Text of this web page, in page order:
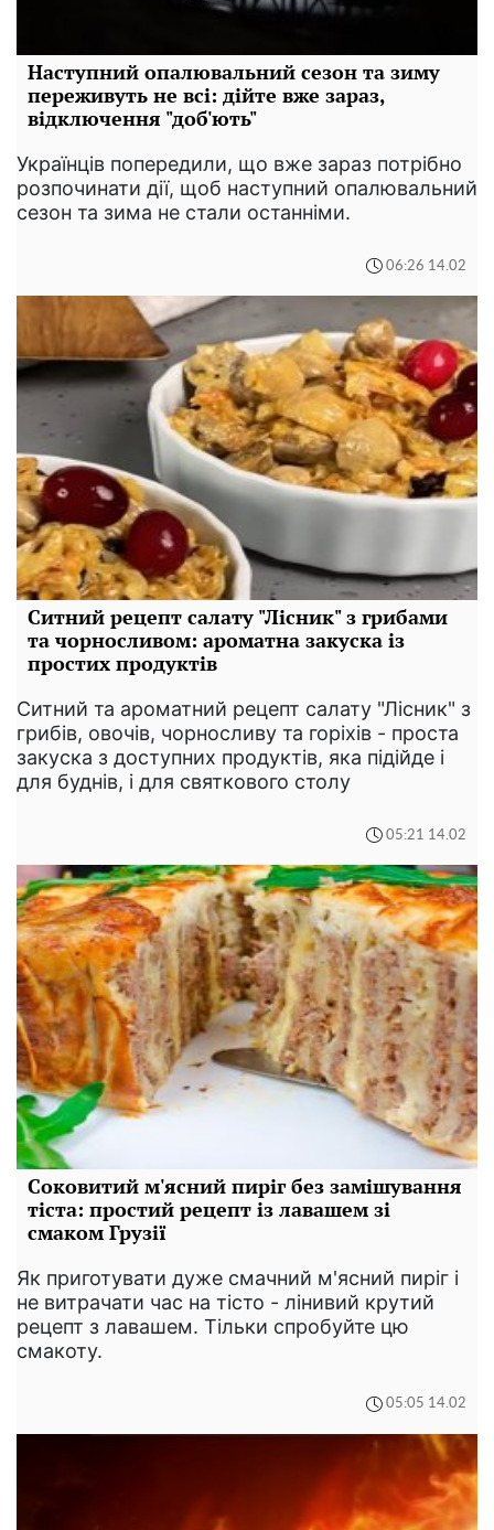
Наступний опалювальний сезон та зиму
переживуть не всі: дійте вже зараз,
відключення "доб'ють"
Українців попередили, що вже зараз потрібно
розпочинати дії, щоб наступний опалювальний
сезон та зима не стали останніми.
06:26 14.02
Ситний рецепт салату "Лісник" з грибами
та чорносливом: ароматна закуска із
простих продуктів
Ситний та ароматний рецепт салату "Лісник" з
грибів, овочів, чорносливу та горіхів - проста
закуска з доступних продуктів, яка підійде і
для буднів, і для святкового столу
05:21 14.02
Соковитий м'ясний пиріг без замішування
тіста: простий рецепт із лавашем зі
смаком Грузії
Як приготувати дуже смачний м'ясний пиріг і
не витрачати час на тісто - лінивий крутий
рецепт з лавашем. Тільки спробуйте цю
смакоту.
05:05 14.02